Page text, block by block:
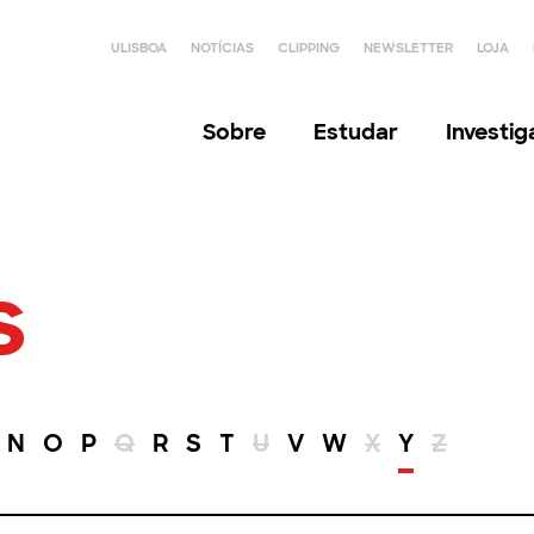
ULISBOA NOTÍCIAS CLIPPING NEWSLETTER LOJA
Sobre Estudar
N O P Q R S T U V W X Y Z